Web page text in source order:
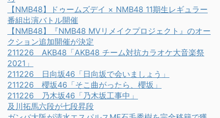
【NMB48】ドゥームズデイ × NMB48 11期生レギュラー
番組出演バトル開催
【NMB48】『NMB48 MVリメイクプロジェクト』のオー
クション追加開催が決定
211226 AKB48「AKB48 チーム対抗カラオケ大音楽祭
2021」
211226 日向坂46「日向坂で会いましょう」
211226 櫻坂46「そこ曲がったら、櫻坂」
211226 乃木坂46「乃木坂工事中」
及川拓馬六段が七段昇段